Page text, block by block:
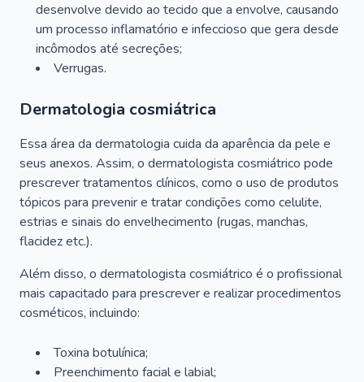
desenvolve devido ao tecido que a envolve, causando
um processo inflamatório e infeccioso que gera desde
incômodos até secreções;
Verrugas.
Dermatologia cosmiátrica
Essa área da dermatologia cuida da aparência da pele e
seus anexos. Assim, o dermatologista cosmiátrico pode
prescrever tratamentos clínicos, como o uso de produtos
tópicos para prevenir e tratar condições como celulite,
estrias e sinais do envelhecimento (rugas, manchas,
flacidez etc.).
Além disso, o dermatologista cosmiátrico é o profissional
mais capacitado para prescrever e realizar procedimentos
cosméticos, incluindo:
Toxina botulínica;
Preenchimento facial e labial;